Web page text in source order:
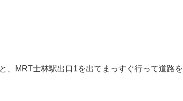
、MRT士林駅出口1を出てまっすぐ行って道路を